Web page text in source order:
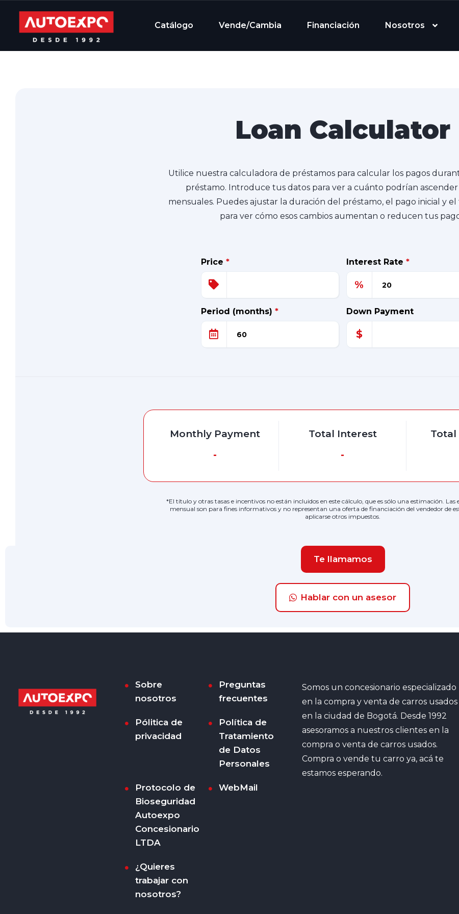
Catálogo Vende/Cambia Financiación Nosotros
Loan Calculator
Utilice nuestra calculadora de préstamos para calcular los pagos
préstamo. Introduce tus datos para ver a cuánto podrían
mensuales. Puedes ajustar la duración del préstamo, el pago inicial y
para ver cómo esos cambios aumentan o reducen tus
Price * Interest Rate *
%
Period (months) * Down Payment
$
Monthly Payment
-
Total Interest
-
Total
*El título y otras tasas e incentivos no están incluidos en este cálculo, que es sólo una estimación. Las
mensual son para fines informativos y no representan una oferta de financiación del vendedor de
aplicarse otros impuestos.
Te llamamos
Hablar con un asesor
Sobre
nosotros
Preguntas
frecuentes
Pólitica de
privacidad
Política de
Tratamiento
de Datos
Personales
Protocolo de
Bioseguridad
Autoexpo
Concesionario
LTDA
WebMail
¿Quieres
trabajar con
nosotros?
Somos un concesionario especializado
en la compra y venta de carros usados
en la ciudad de Bogotá. Desde 1992
asesoramos a nuestros clientes en la
compra o venta de carros usados.
Compra o vende tu carro ya, acá te
estamos esperando.